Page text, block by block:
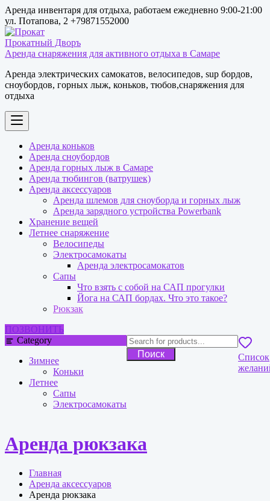
Перейти
к
содержимому
Аренда инвентаря для отдыха, работаем ежедневно 9:00-21:00
ул. Потапова, 2 +79871552000
Аренда снаряжения для активного отдыха в Самаре
Аренда электрических самокатов, велосипедов, sup бордов,
сноубордов, горных лыж, коньков, тюбов,снаряжения для
отдыха
Аренда коньков
Аренда сноубордов
Аренда горных лыж в Самаре
Аренда тюбингов (ватрушек)
Аренда аксессуаров
Аренда шлемов для сноуборда и горных лыж
Аренда зарядного устройства Powerbank
Хранение вещей
Летнее снаряжение
Велосипеды
Электросамокаты
Аренда электросамокатов
Сапы
Что взять с собой на САП прогулки
Йога на САП бордах. Что это такое?
Рюкзак
ПОЗВОНИТЬ
Category
Зимнее
Коньки
Летнее
Сапы
Электросамокаты
Поиск
Список
Аренда рюкзака
Главная
Аренда аксессуаров
Аренда рюкзака